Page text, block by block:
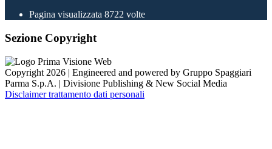
Pagina visualizzata 8722 volte
Sezione Copyright
Copyright 2026 | Engineered and powered by Gruppo Spaggiari
Parma S.p.A. | Divisione Publishing & New Social Media
Disclaimer trattamento dati personali